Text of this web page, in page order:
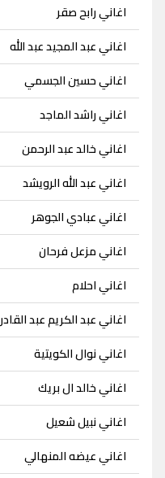
اغاني رابح صقر
اغاني عبد المجيد عبد الله
اغاني حسين الجسمي
اغاني راشد الماجد
اغاني خالد عبد الرحمن
اغاني عبد الله الرويشد
اغاني عبادي الجوهر
اغاني مزعل فرحان
اغاني احلام
اغاني عبد الكريم عبد القادر
اغاني نوال الكويتية
اغاني خالد ال بريك
اغاني نبيل شعيل
اغاني عيضه المنهالي